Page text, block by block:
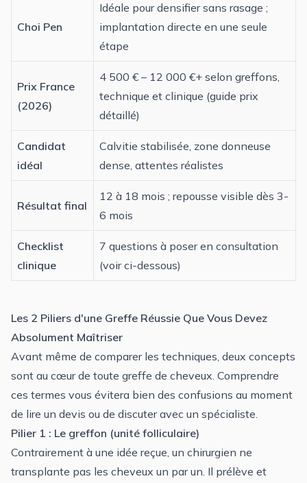
Choi Pen
Idéale pour densifier sans rasage ;
implantation directe en une seule
étape
Prix France
(2026)
4 500 € – 12 000 €+ selon greffons,
technique et clinique (guide prix
détaillé)
Candidat
idéal
Calvitie stabilisée, zone donneuse
dense, attentes réalistes
Résultat final
12 à 18 mois ; repousse visible dès 3-
6 mois
Checklist
clinique
7 questions à poser en consultation
(voir ci-dessous)
Les 2 Piliers d'une Greffe Réussie Que Vous Devez
Absolument Maîtriser
Avant même de comparer les techniques, deux concepts
sont au cœur de toute greffe de cheveux. Comprendre
ces termes vous évitera bien des confusions au moment
de lire un devis ou de discuter avec un spécialiste.
Pilier 1 : Le greffon (unité folliculaire)
Contrairement à une idée reçue, un chirurgien ne
transplante pas les cheveux un par un. Il prélève et